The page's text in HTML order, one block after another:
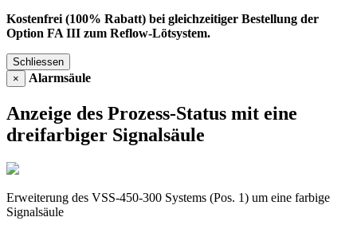
Kostenfrei (100% Rabatt) bei gleichzeitiger Bestellung der
Option FA III zum Reflow-Lötsystem.
Schliessen
×
Alarmsäule
Anzeige des Prozess-Status mit eine
dreifarbiger Signalsäule
Erweiterung des VSS-450-300 Systems (Pos. 1) um eine farbige
Signalsäule